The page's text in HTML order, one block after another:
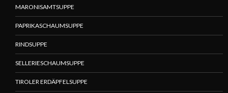
MARONISAMTSUPPE
PAPRIKASCHAUMSUPPE
RINDSUPPE
SELLERIESCHAUMSUPPE
TIROLER ERDÄPFELSUPPE